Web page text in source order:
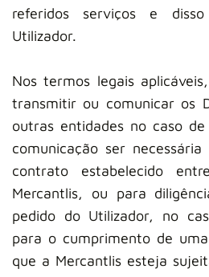
referidos serviços e
Utilizador.
Nos termos legais
transmitir ou comunicar os
outras entidades no caso
comunicação ser
contrato estabelecido
Mercantlis, ou para
pedido do Utilizador, no
para o cumprimento de
que a Mercantlis esteja